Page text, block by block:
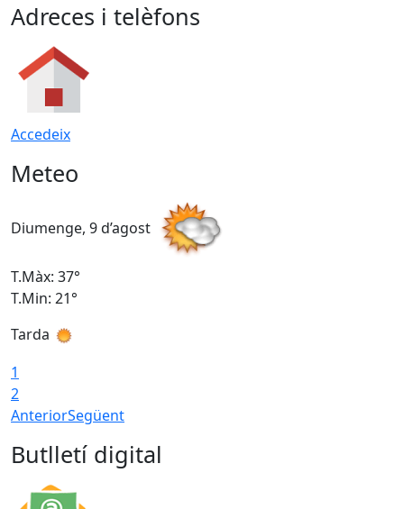
Adreces i telèfons
Accedeix
Meteo
Diumenge, 9 d’agost
T.Màx: 37°
T.Min: 21°
Tarda
1
2
AnteriorSegüent
Butlletí digital